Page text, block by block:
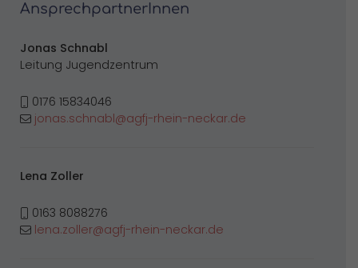
AnsprechpartnerInnen
Jonas Schnabl
Leitung Jugendzentrum
0176 15834046
jonas.schnabl@agfj-rhein-neckar.de
Lena Zoller
0163 8088276
lena.zoller@agfj-rhein-neckar.de